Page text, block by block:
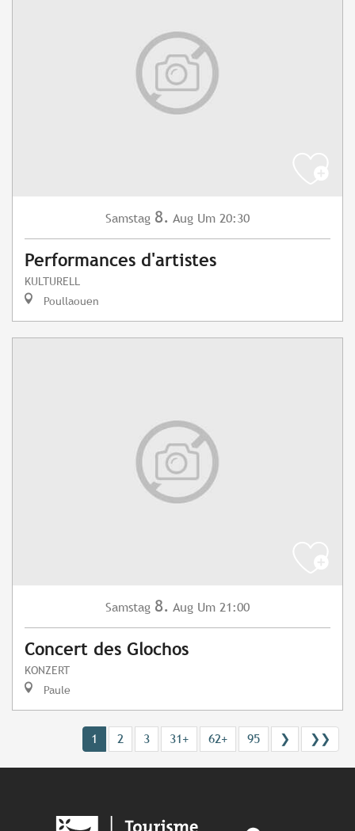
Samstag 8. Aug Um 20:30
Performances d'artistes
KULTURELL
Poullaouen
Samstag 8. Aug Um 21:00
Concert des Glochos
KONZERT
Paule
1 2 3 31+ 62+ 95 ❯ ❯❯